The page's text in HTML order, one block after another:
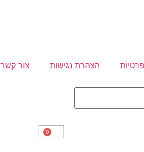
הצהרת נגישות צור קשר
0